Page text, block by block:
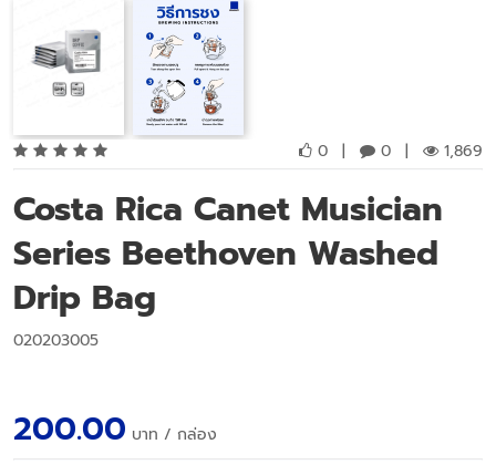
0 | 0 | 1,869
Costa Rica Canet Musician
Series Beethoven Washed
Drip Bag
020203005
200.00 บาท / กล่อง